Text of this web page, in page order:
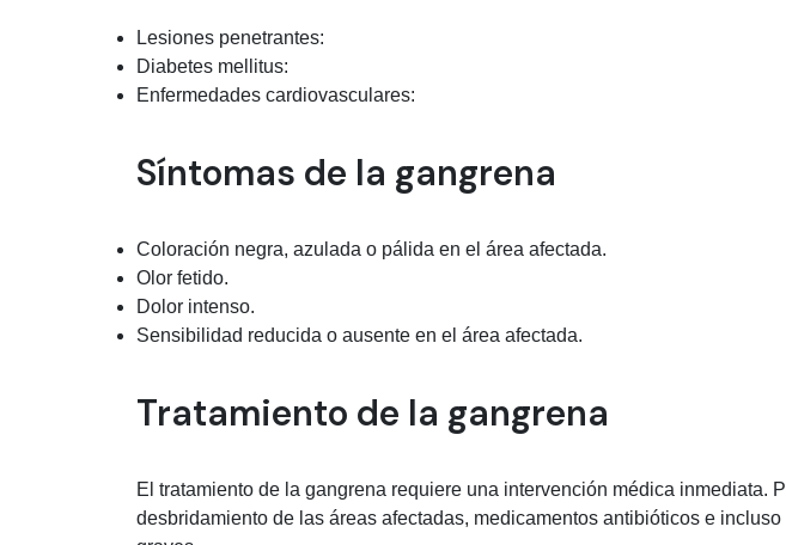
Lesiones penetrantes:
Diabetes mellitus:
Enfermedades cardiovasculares:
Síntomas de la gangrena
Coloración negra, azulada o pálida en el área afectada.
Olor fetido.
Dolor intenso.
Sensibilidad reducida o ausente en el área afectada.
Tratamiento de la gangrena
El tratamiento de la gangrena requiere una intervención médica inmediata.
desbridamiento de las áreas afectadas, medicamentos antibióticos e